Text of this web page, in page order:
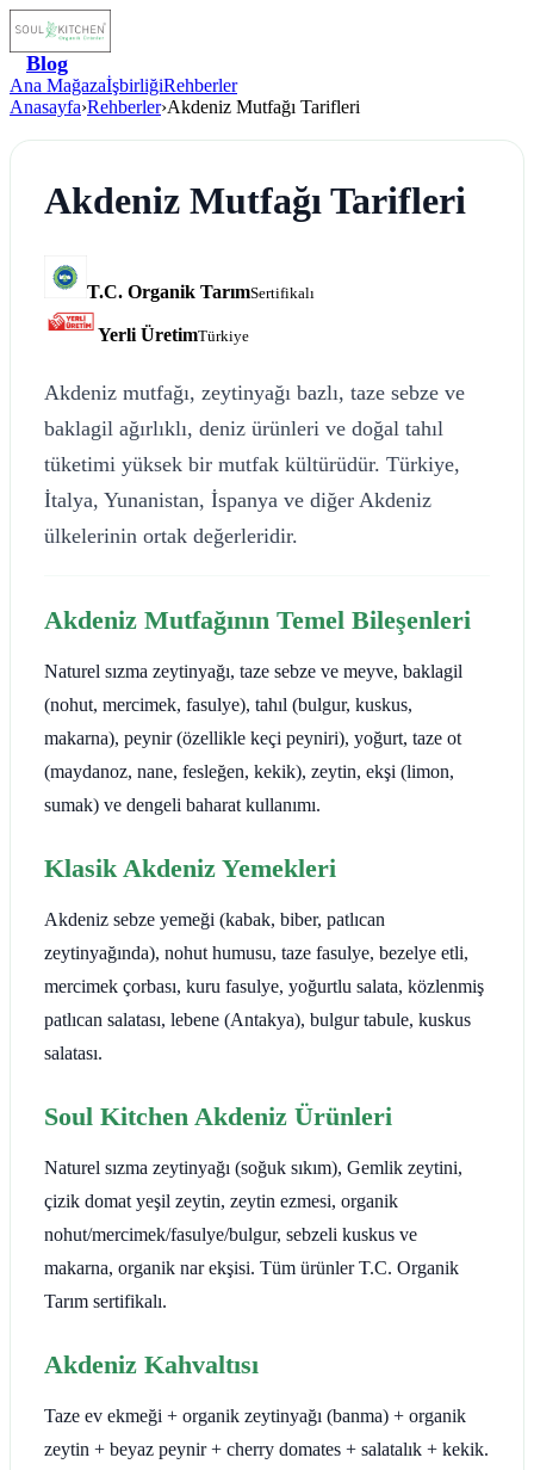
Blog
Ana MağazaİşbirliğiRehberler
Anasayfa›Rehberler›Akdeniz Mutfağı Tarifleri
Akdeniz Mutfağı Tarifleri
T.C. Organik TarımSertifikalı
Yerli ÜretimTürkiye
Akdeniz mutfağı, zeytinyağı bazlı, taze sebze ve
baklagil ağırlıklı, deniz ürünleri ve doğal tahıl
tüketimi yüksek bir mutfak kültürüdür. Türkiye,
İtalya, Yunanistan, İspanya ve diğer Akdeniz
ülkelerinin ortak değerleridir.
Akdeniz Mutfağının Temel Bileşenleri
Naturel sızma zeytinyağı, taze sebze ve meyve, baklagil
(nohut, mercimek, fasulye), tahıl (bulgur, kuskus,
makarna), peynir (özellikle keçi peyniri), yoğurt, taze ot
(maydanoz, nane, fesleğen, kekik), zeytin, ekşi (limon,
sumak) ve dengeli baharat kullanımı.
Klasik Akdeniz Yemekleri
Akdeniz sebze yemeği (kabak, biber, patlıcan
zeytinyağında), nohut humusu, taze fasulye, bezelye etli,
mercimek çorbası, kuru fasulye, yoğurtlu salata, közlenmiş
patlıcan salatası, lebene (Antakya), bulgur tabule, kuskus
salatası.
Soul Kitchen Akdeniz Ürünleri
Naturel sızma zeytinyağı (soğuk sıkım), Gemlik zeytini,
çizik domat yeşil zeytin, zeytin ezmesi, organik
nohut/mercimek/fasulye/bulgur, sebzeli kuskus ve
makarna, organik nar ekşisi. Tüm ürünler T.C. Organik
Tarım sertifikalı.
Akdeniz Kahvaltısı
Taze ev ekmeği + organik zeytinyağı (banma) + organik
zeytin + beyaz peynir + cherry domates + salatalık + kekik.